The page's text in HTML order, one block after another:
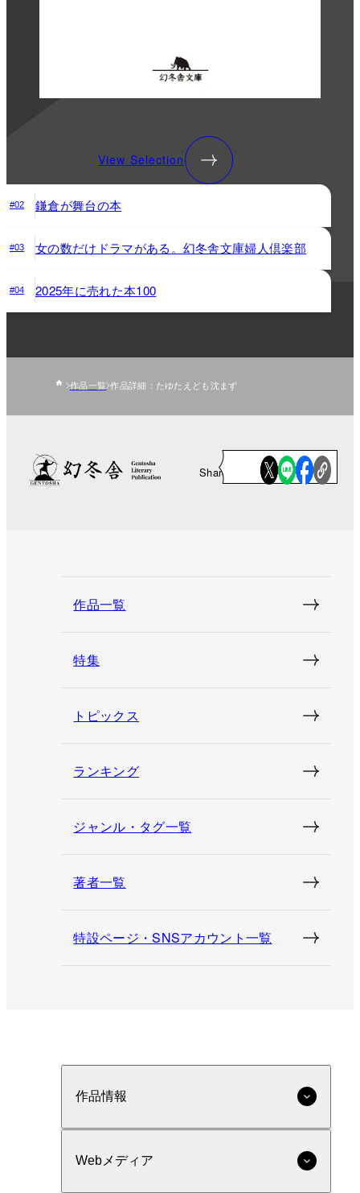
View Selection
#02 鎌倉が舞台の本
#03 女の数だけドラマがある。幻冬舎文庫婦人倶楽部
#04 2025年に売れた本100
作品一覧 作品詳細：たゆたえども沈まず
Share
作品一覧
特集
トピックス
ランキング
ジャンル・タグ一覧
著者一覧
特設ページ・SNSアカウント一覧
作品情報
Webメディア